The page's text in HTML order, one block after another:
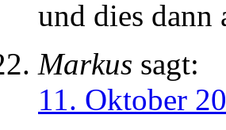
und dies
Markus sagt:
11. Oktober